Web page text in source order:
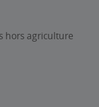
hors agriculture